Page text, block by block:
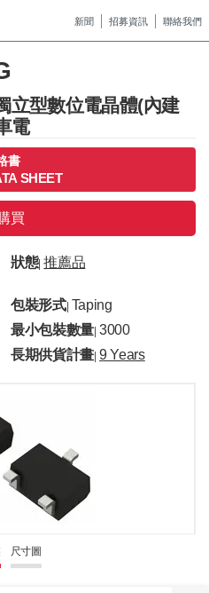
新聞 招募資訊 聯絡我們
立型數位電晶體(內建
電
書
SHEET
買
狀態|推薦品
包裝形式| Taping
最小包裝數量 |3000
長期供貨計畫 |9 Years
尺寸圖